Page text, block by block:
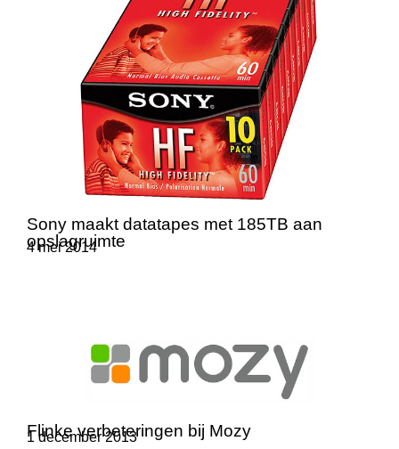
Sony maakt datatapes met 185TB aan
opslagruimte
4 mei 2014
Flinke verbeteringen bij Mozy
1 december 2013